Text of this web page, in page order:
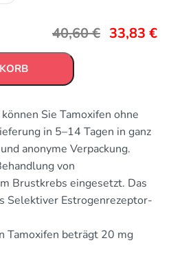
40,60€ 33,83 €
Sie Tamoxifen ohne
in 5–14 Tagen in ganz
anonyme Verpackung.
von
Brustkrebs eingesetzt. Das
Selektiver Estrogenrezeptor-
Tamoxifen beträgt 20 mg